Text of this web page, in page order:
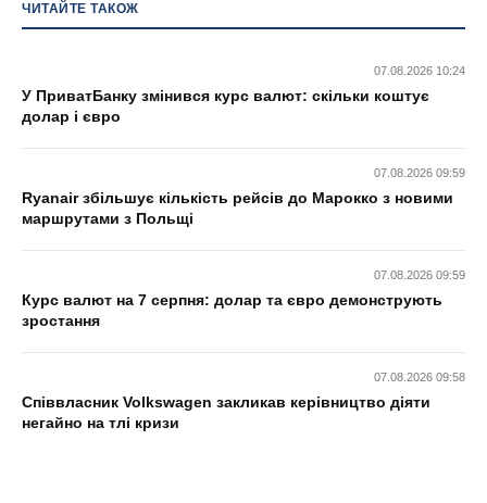
ЧИТАЙТЕ ТАКОЖ
07.08.2026 10:24
У ПриватБанку змінився курс валют: скільки коштує
долар і євро
07.08.2026 09:59
Ryanair збільшує кількість рейсів до Марокко з новими
маршрутами з Польщі
07.08.2026 09:59
Курс валют на 7 серпня: долар та євро демонструють
зростання
07.08.2026 09:58
Співвласник Volkswagen закликав керівництво діяти
негайно на тлі кризи